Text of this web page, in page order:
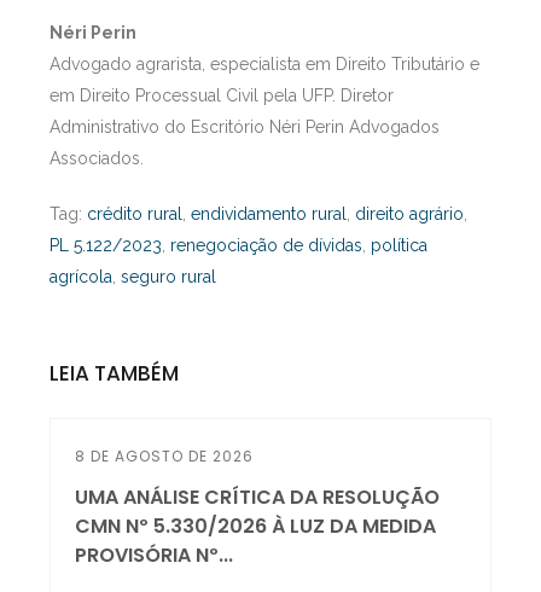
Néri Perin
Advogado agrarista, especialista em Direito Tributário e
em Direito Processual Civil pela UFP. Diretor
Administrativo do Escritório Néri Perin Advogados
Associados.
Tag: crédito rural ,endividamento rural direito agrário
PL 5.122/2023 renegociação de dívidas política
agrícola ,seguro rural
LEIA TAMBÉM
8 DE AGOSTO DE 2026
UMA ANÁLISE CRÍTICA DA RESOLUÇÃO
CMN Nº 5.330/2026 À LUZ DA MEDIDA
PROVISÓRIA Nº...